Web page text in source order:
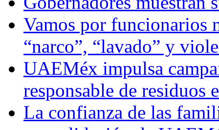
Vamos por funcionarios
“narco”, “lavado” y
UAEMéx impulsa
responsable de residuos
La confianza de las